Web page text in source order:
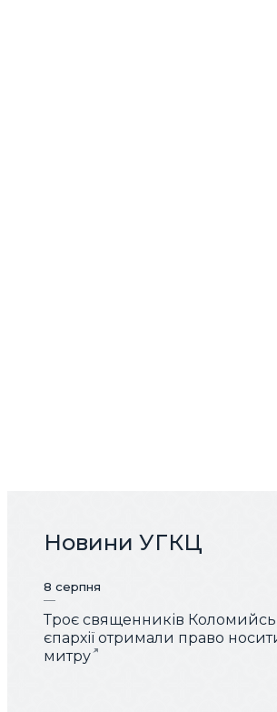
Новини УГКЦ
8 серпня
Троє священників
єпархії отримали право
митру